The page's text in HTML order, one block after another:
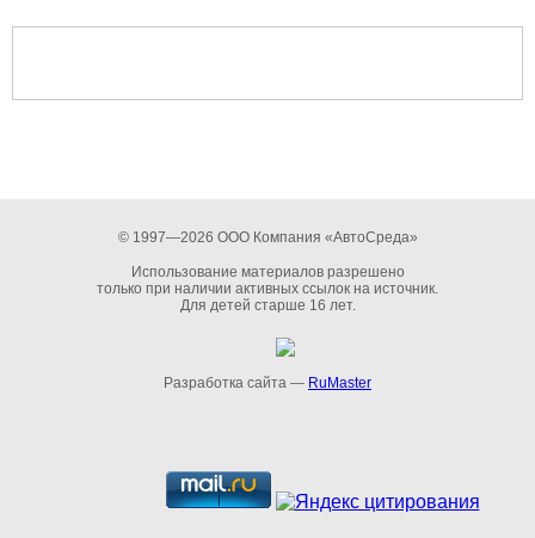
© 1997—2026 ООО Компания «АвтоСреда»
Использование материалов разрешено
только при наличии активных ссылок на источник.
Для детей старше 16 лет.
Разработка сайта — RuMaster